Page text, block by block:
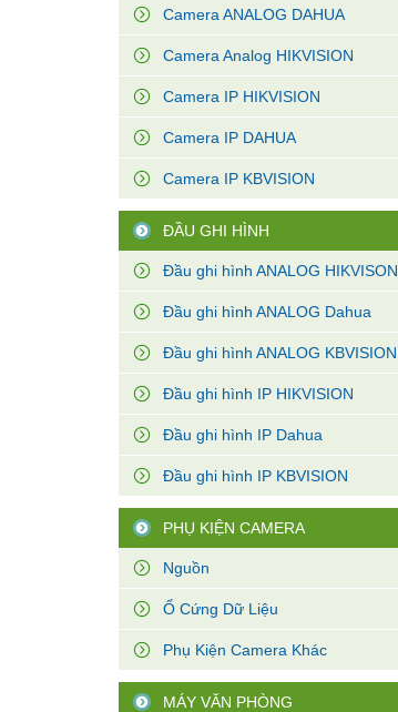
Camera ANALOG DAHUA
Camera Analog HIKVISION
Camera IP HIKVISION
Camera IP DAHUA
Camera IP KBVISION
ĐẦU GHI HÌNH
Đầu ghi hình ANALOG HIKVISON
Đầu ghi hình ANALOG Dahua
Đầu ghi hình ANALOG KBVISION
Đầu ghi hình IP HIKVISION
Đầu ghi hình IP Dahua
Đầu ghi hình IP KBVISION
PHỤ KIỆN CAMERA
Nguồn
Ổ Cứng Dữ Liệu
Phụ Kiện Camera Khác
MÁY VĂN PHÒNG